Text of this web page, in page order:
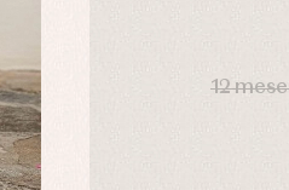
12
Conjuntos
Pantalones
Peleles y ranitas
Ropa de abrigo